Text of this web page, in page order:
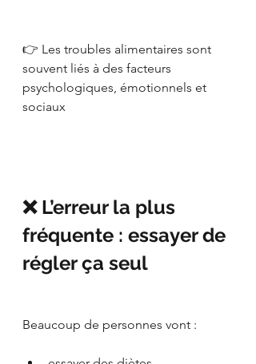
👉 Les troubles alimentaires sont
souvent liés à des facteurs
psychologiques, émotionnels et
sociaux
❌ L’erreur la plus
fréquente : essayer de
régler ça seul
Beaucoup de personnes vont :